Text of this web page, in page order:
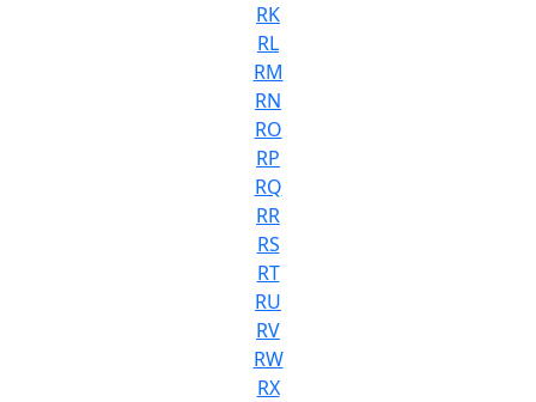
RK
RL
RM
RN
RO
RP
RQ
RR
RS
RT
RU
RV
RW
RX